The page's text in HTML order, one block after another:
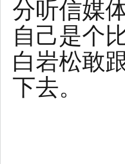
分听信媒
自己是个
白岩松敢
下去。